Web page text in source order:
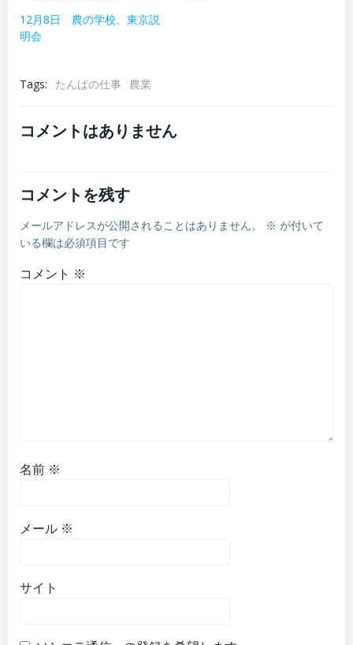
12月8日 農の学校、東京説
明会
Tags: たんばの仕事 農業
コメントはありません
コメントを残す
メールアドレスが公開されることはありません。 ※ が付いて
いる欄は必須項目です
コメント ※
名前 ※
メール ※
サイト